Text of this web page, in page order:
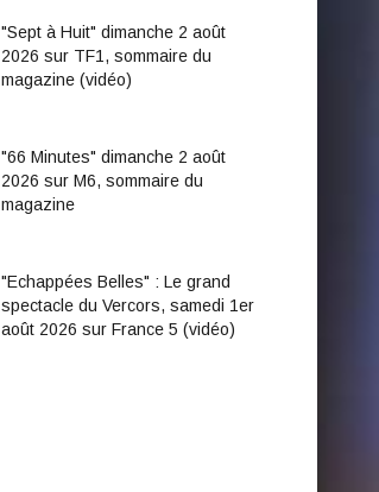
"Sept à Huit" dimanche 2 août
2026 sur TF1, sommaire du
magazine (vidéo)
"66 Minutes" dimanche 2 août
2026 sur M6, sommaire du
magazine
"Echappées Belles" : Le grand
spectacle du Vercors, samedi 1er
août 2026 sur France 5 (vidéo)